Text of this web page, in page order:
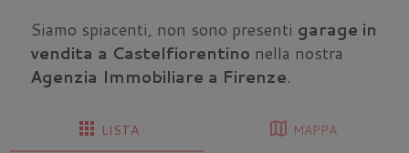
Siamo spiacenti, non sono presenti garage in
vendita a Castelfiorentino nella nostra
Agenzia Immobiliare a Firenze.
apps LISTA map MAPPA